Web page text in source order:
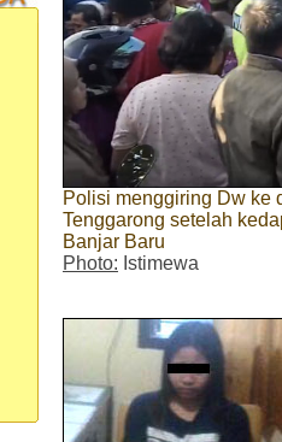
Polisi menggiring Dw ke
Tenggarong setelah
Banjar Baru
Photo: Istimewa